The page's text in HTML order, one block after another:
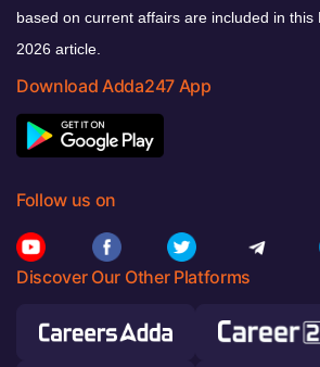
based on current affairs are included in this
2026 article.
Download Adda247 App
Follow us on
Discover Our Other Platforms